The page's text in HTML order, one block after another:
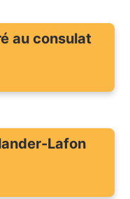
au consulat
Lafon